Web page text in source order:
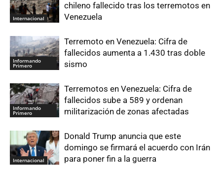
Internacional
chileno fallecido tras los terremotos en
Venezuela
Informando
Primero
Terremoto en Venezuela: Cifra de
fallecidos aumenta a 1.430 tras doble
sismo
Informando
Primero
Terremotos en Venezuela: Cifra de
fallecidos sube a 589 y ordenan
militarización de zonas afectadas
Internacional
Donald Trump anuncia que este
domingo se firmará el acuerdo con Irán
para poner fin a la guerra